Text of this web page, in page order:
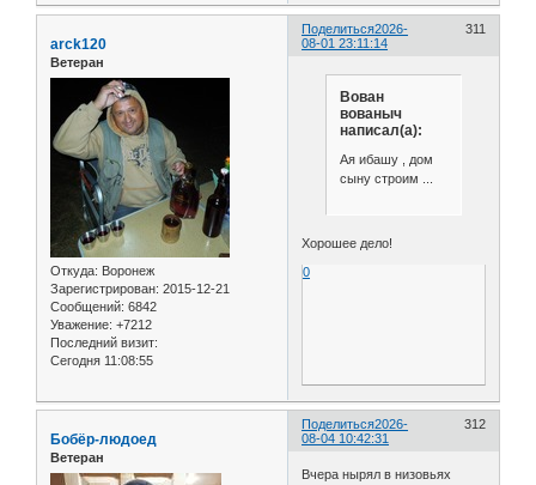
Поделиться 311
2026-
08-01 23:11:14
arck120
Ветеран
Откуда: Воронеж
Зарегистрирован: 2015-12-21
Сообщений: 6842
Уважение: +7212
Последний визит:
Сегодня 11:08:55
Вован
вованыч
написал(а):
Ая ибашу , дом
сыну строим ...
Хорошее дело!
0
Поделиться 312
2026-
08-04 10:42:31
Бобёр-людоед
Ветеран
Вчера нырял в низовьях